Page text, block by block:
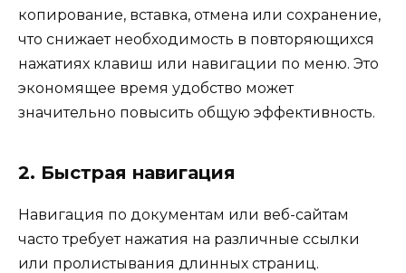
копирование, вставка, отмена или сохранение,
что снижает необходимость в повторяющихся
нажатиях клавиш или навигации по меню. Это
экономящее время удобство может
значительно повысить общую эффективность.
2. Быстрая навигация
Навигация по документам или веб-сайтам
часто требует нажатия на различные ссылки
или пролистывания длинных страниц.